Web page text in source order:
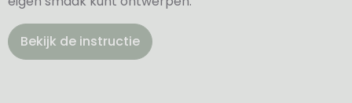
Bekijk de instructie